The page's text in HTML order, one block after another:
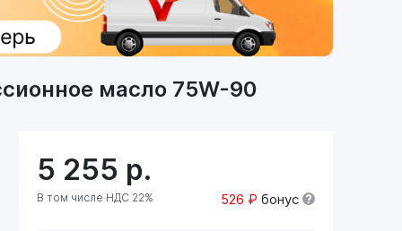
масло 75W-90
5 255 р.
В том числе НДС 22% 526 ₽ бонус